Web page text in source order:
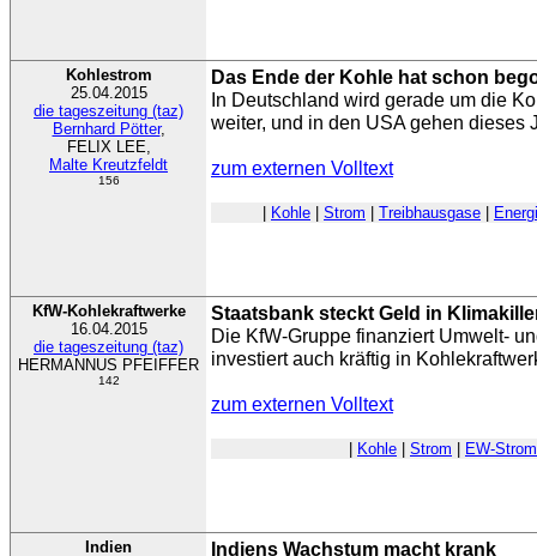
Kohlestrom
25.04.2015
die tageszeitung (taz)
Bernhard Pötter,
FELIX LEE,
Malte Kreutzfeldt
156
Das Ende der Kohle hat schon
In Deutschland wird gerade um die
weiter, und in den USA gehen dieses
zum externen Volltext
Kohle Strom Treibhausgase
KfW-Kohlekraftwerke
16.04.2015
die tageszeitung (taz)
HERMANNUS PFEIFFER
142
Staatsbank steckt Geld in
Die KfW-Gruppe finanziert Umwelt-
investiert auch kräftig in
zum externen Volltext
Kohle Strom EW-Strom
Indien
Indiens Wachstum macht krank